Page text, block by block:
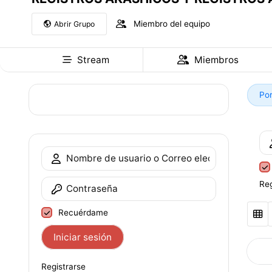
Abrir Grupo Miembro del equipo
Stream Miembros
Recuérdame
Iniciar sesión
Registrarse